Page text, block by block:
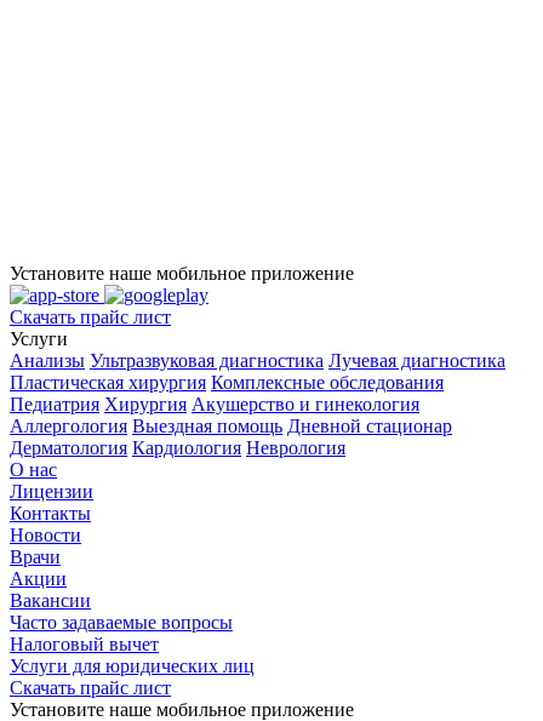
Установите наше мобильное приложение
Скачать прайс лист
Услуги
Анализы Ультразвуковая диагностика Лучевая диагностика
Пластическая хирургия Комплексные обследования
Педиатрия Хирургия Акушерство и гинекология
Аллергология Выездная помощь Дневной стационар
Дерматология Кардиология Неврология
О нас
Лицензии
Контакты
Новости
Врачи
Акции
Вакансии
Часто задаваемые вопросы
Налоговый вычет
Услуги для юридических лиц
Скачать прайс лист
Установите наше мобильное приложение